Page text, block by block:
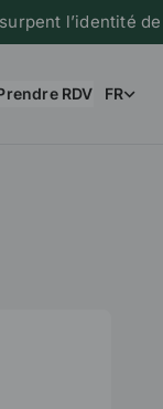
de France
RDV FR